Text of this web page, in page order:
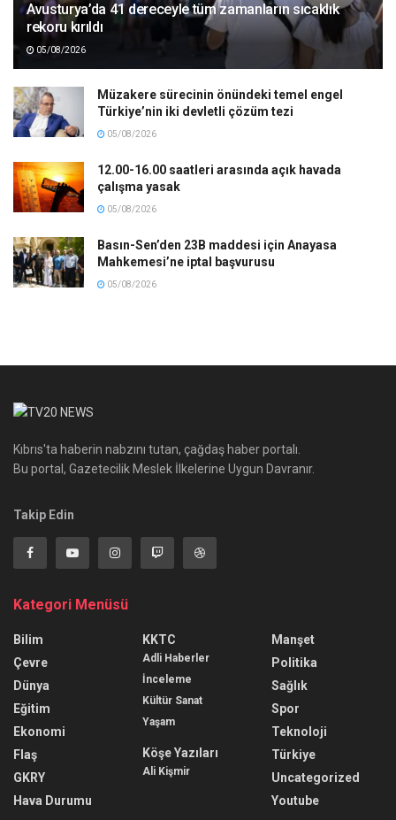
Avusturya’da 41 dereceyle tüm zamanların sıcaklık
rekoru kırıldı
05/08/2026
Müzakere sürecinin önündeki temel engel
Türkiye’nin iki devletli çözüm tezi
05/08/2026
12.00-16.00 saatleri arasında açık havada
çalışma yasak
05/08/2026
Basın-Sen’den 23B maddesi için Anayasa
Mahkemesi’ne iptal başvurusu
05/08/2026
Kıbrıs'ta haberin nabzını tutan, çağdaş haber portalı.
Bu portal, Gazetecilik Meslek İlkelerine Uygun Davranır.
Takip Edin
Kategori Menüsü
Bilim
Çevre
Dünya
Eğitim
Ekonomi
Flaş
GKRY
Hava Durumu
KKTC
Adli Haberler
İnceleme
Kültür Sanat
Yaşam
Köşe Yazıları
Ali Kişmir
Manşet
Politika
Sağlık
Spor
Teknoloji
Türkiye
Uncategorized
Youtube